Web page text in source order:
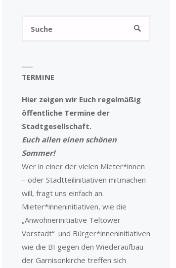
SUCHE
TERMINE
Hier zeigen wir Euch regelmäßig
öffentliche Termine der
Stadtgesellschaft.
Euch allen einen schönen
Sommer!
Wer in einer der vielen Mieter*innen
– oder Stadtteilinitiativen mitmachen
will, fragt uns einfach an.
Mieter*inneninitiativen, wie die
„Anwohnerinitiative Teltower
Vorstadt“ und Bürger*inneninitiativen
wie die BI gegen den Wiederaufbau
der Garnisonkirche treffen sich